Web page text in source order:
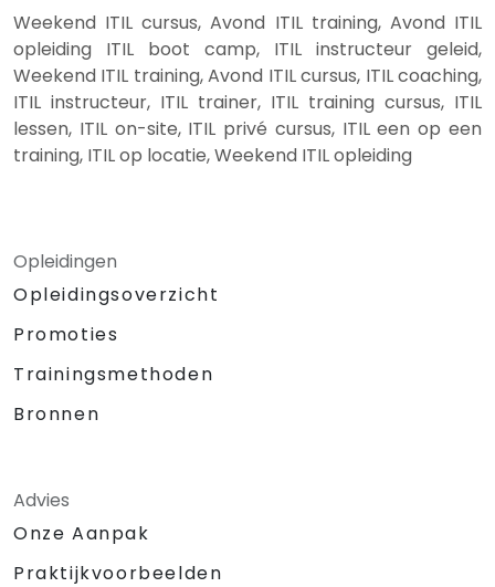
Weekend ITIL cursus, Avond ITIL training, Avond ITIL
opleiding ITIL boot camp, ITIL instructeur geleid,
Weekend ITIL training, Avond ITIL cursus, ITIL coaching,
ITIL instructeur, ITIL trainer, ITIL training cursus, ITIL
lessen, ITIL on-site, ITIL privé cursus, ITIL een op een
training, ITIL op locatie, Weekend ITIL opleiding
Opleidingen
Opleidingsoverzicht
Promoties
Trainingsmethoden
Bronnen
Advies
Onze Aanpak
Praktijkvoorbeelden